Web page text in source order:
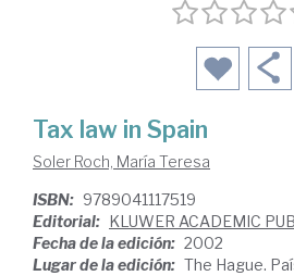
Tax law in Spain
Soler Roch, María Teresa
ISBN: 9789041117519
Editorial: KLUWER ACADEMIC
Fecha de la edición: 2002
Lugar de la edición: The Hague.